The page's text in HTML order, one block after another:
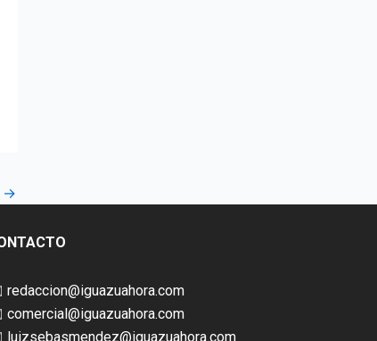
→
redaccion@iguazuahora.com
comercial@iguazuahora.com
luizsebasmendez@iguazuahora.com